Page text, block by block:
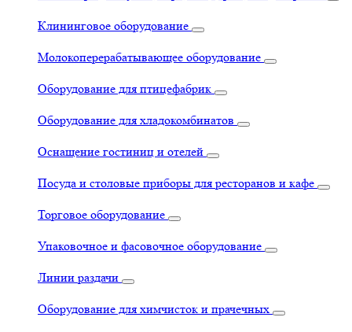
Клининговое оборудование
Молокоперерабатывающее оборудование
Оборудование для птицефабрик
Оборудование для хладокомбинатов
Оснащение гостиниц и отелей
Посуда и столовые приборы для ресторанов и кафе
Торговое оборудование
Упаковочное и фасовочное оборудование
Линии раздачи
Оборудование для химчисток и прачечных